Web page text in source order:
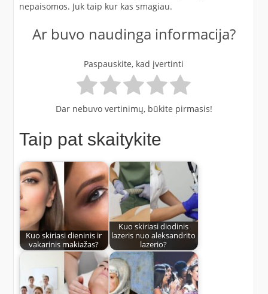
nepaisomos. Juk taip kur kas smagiau.
Ar buvo naudinga informacija?
Paspauskite, kad įvertinti
Dar nebuvo vertinimų, būkite pirmasis!
Taip pat skaitykite
Kuo skiriasi dieninis ir
vakarinis makiažas?
Kuo skiriasi diodinis
lazeris nuo aleksandrito
lazerio?